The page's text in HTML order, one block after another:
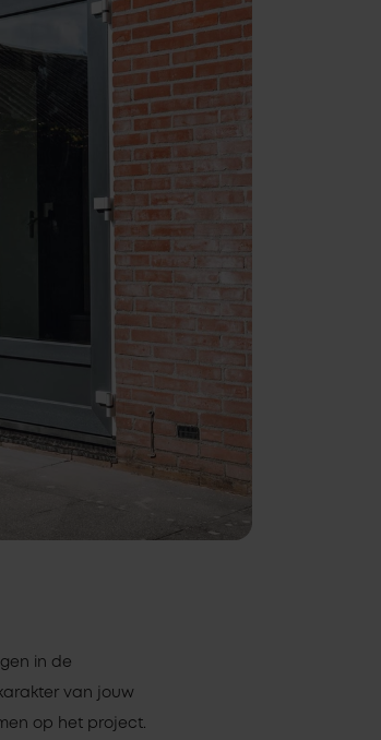
in de
van jouw
op het project.